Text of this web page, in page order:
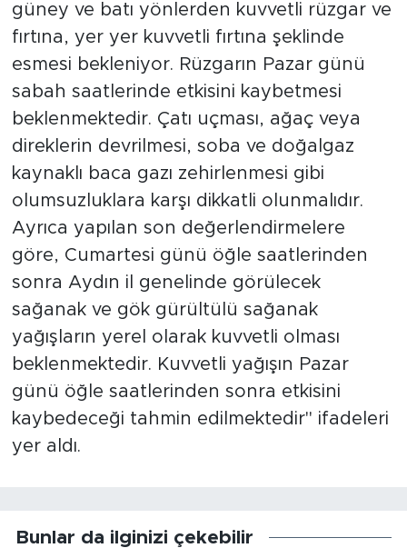
güney ve batı yönlerden kuvvetli rüzgar ve
fırtına, yer yer kuvvetli fırtına şeklinde
esmesi bekleniyor. Rüzgarın Pazar günü
sabah saatlerinde etkisini kaybetmesi
beklenmektedir. Çatı uçması, ağaç veya
direklerin devrilmesi, soba ve doğalgaz
kaynaklı baca gazı zehirlenmesi gibi
olumsuzluklara karşı dikkatli olunmalıdır.
Ayrıca yapılan son değerlendirmelere
göre, Cumartesi günü öğle saatlerinden
sonra Aydın il genelinde görülecek
sağanak ve gök gürültülü sağanak
yağışların yerel olarak kuvvetli olması
beklenmektedir. Kuvvetli yağışın Pazar
günü öğle saatlerinden sonra etkisini
kaybedeceği tahmin edilmektedir" ifadeleri
yer aldı.
Bunlar da ilginizi çekebilir